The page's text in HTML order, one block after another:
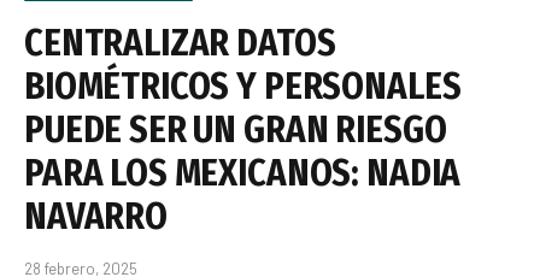
CENTRALIZAR DATOS
BIOMÉTRICOS Y PERSONALES
PUEDE SER UN GRAN RIESGO
PARA LOS MEXICANOS: NADIA
NAVARRO
28 febrero, 2025